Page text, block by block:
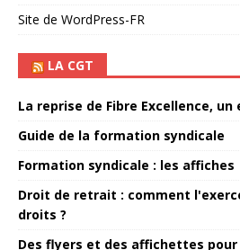
Site de WordPress-FR
LA CGT
La reprise de Fibre Excellence,
Guide de la formation syndicale
Formation syndicale : les affiches
Droit de retrait : comment
droits ?
Des flyers et des affichettes